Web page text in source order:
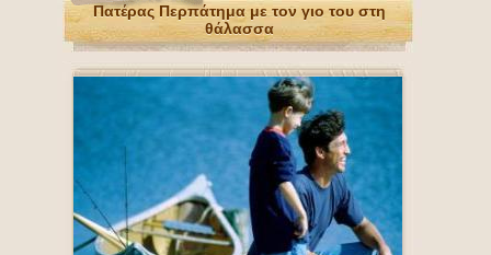
Πατέρας Περπάτημα με τον γιο του στη
θάλασσα